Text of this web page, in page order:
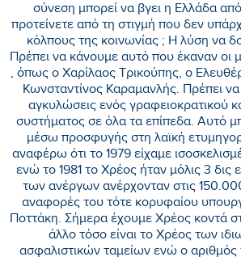
σύνεση μπορεί να βγει η Ελλάδα
προτείνετε από τη στιγμή που δεν
κόλπους της κοινωνίας ; Η λύση να
Πρέπει να κάνουμε αυτό που έκαναν οι
, όπως ο Χαρίλαος Τρικούπης, ο
Κωνσταντίνος Καραμανλής. Πρέπει
αγκυλώσεις ενός γραφειοκρατικού
συστήματος σε όλα τα επίπεδα. Αυτό
μέσω προσφυγής στη λαϊκή
αναφέρω ότι το 1979 είχαμε
ενώ το 1981 το Χρέος ήταν μόλις 3 δις
των ανέργων ανέρχονταν στις
αναφορές του τότε κορυφαίου
Ποττάκη. Σήμερα έχουμε Χρέος κοντά
άλλο τόσο είναι το Χρέος των
ασφαλιστικών ταμείων ενώ ο